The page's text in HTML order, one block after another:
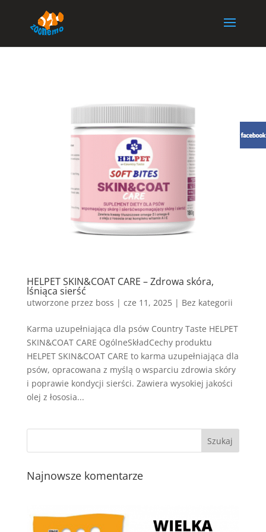
HELPET SKIN&COAT CARE – Zdrowa skóra,
lśniąca sierść
utworzone przez boss | cze 11, 2025| Bez kategorii
Karma uzupełniająca dla psów Country Taste HELPET
SKIN&COAT CARE OgólneSkładCechy produktu
HELPET SKIN&COAT CARE to karma uzupełniająca dla
psów, opracowana z myślą o wsparciu zdrowia skóry
i poprawie kondycji sierści. Zawiera wysokiej jakości
olej z łososia...
Najnowsze komentarze